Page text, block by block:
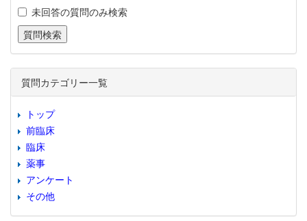
未回答の質問のみ検索
質問カテゴリー一覧
トップ
前臨床
臨床
薬事
アンケート
その他